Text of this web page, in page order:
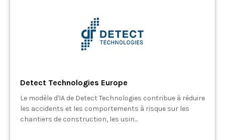
Detect Technologies Europe
Le modèle d'IA de Detect Technologies contribue à réduire
les accidents et les comportements à risque sur les
chantiers de construction, les usin...